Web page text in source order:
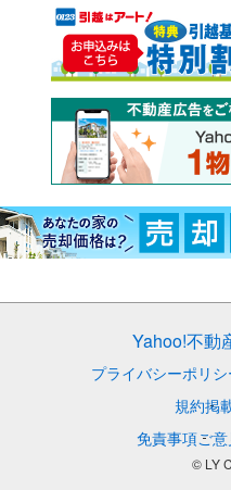
Yahoo!不動
プライバシーポリシ
規約掲
免責事項ご
© LY